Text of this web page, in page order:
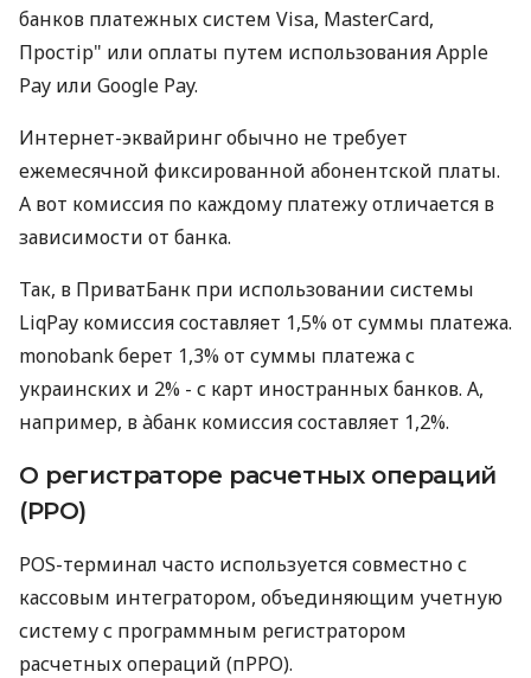
банков платежных систем Visa, MasterCard,
Простір" или оплаты путем использования Apple
Pay или Google Pay.
Интернет-эквайринг обычно не требует
ежемесячной фиксированной абонентской платы.
А вот комиссия по каждому платежу отличается в
зависимости от банка.
Так, в ПриватБанк при использовании системы
LiqPay комиссия составляет 1,5% от суммы платежа.
monobank берет 1,3% от суммы платежа с
украинских и 2% - с карт иностранных банков. А,
например, в àбанк комиссия составляет 1,2%.
О регистраторе расчетных операций
(РРО)
POS-терминал часто используется совместно с
кассовым интегратором, объединяющим учетную
систему с программным регистратором
расчетных операций (пРРО).